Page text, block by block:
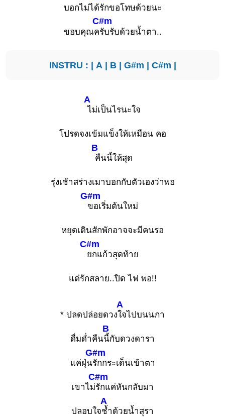
บอกไม่ได้รักขอโทษด้วยนะ
ขอบคุณค
C#m
รับรับด้วยน้ำตา..
INSTRU : | A | B| G#m | C#m |
A
ไม่เป็นไรนะใจ
โปรดจงเข้มแข็งให้เหมือน คอ
B
คืนนี้ให้สุด
รุ่งเช้าสร่างเมาบอกกับตัวเองว่าพอ
G#m
ขอเริ่มต้นใหม่
หยุดเดินสักพักอาจจะมีคนรอ
C#m
ยกแก้วสุดท้าย
แด่รักสลาย..ปิด ไฟ พอ!!
* ปลดปล่อยดวง
A
ใจไปบนนภา
ดื่มด่ำคืน
B
นี้กับดวงดารา
แค่ฝุ่น
G#m
รักกระเด็นเข้าตา
เขาไม่
C#m
รักแค่หันกลับมา
ปลอบใจ
A
ช้ำด้วยน้ำสุรา